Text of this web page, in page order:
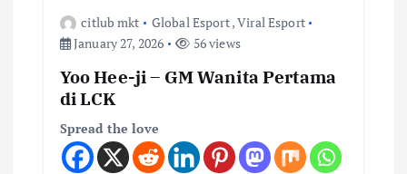
citlub mkt Global Esport,Viral Esport
January 27, 2026
56 views
Yoo Hee-ji – GM Wanita Pertama
di LCK
Spread the love